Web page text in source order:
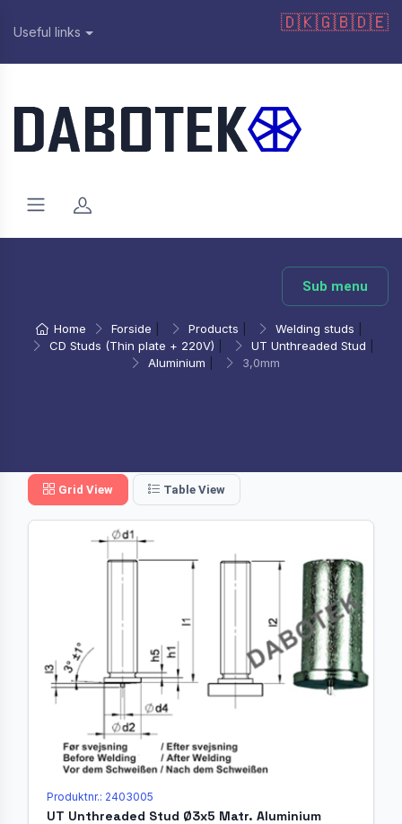
Useful links 🇩🇰🇬🇧🇩🇪
Sub menu
Home Forside Products Welding studs
CD Studs (Thin plate + 220V)
UT Unthreaded Stud
Aluminium
3,0mm
Grid View Table View
Produktnr.: 2403005
UT Unthreaded Stud Ø3x5 Matr. Aluminium